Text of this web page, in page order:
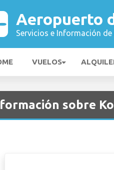
Aeropuerto
Servicios e Información
VUELOS
sobre